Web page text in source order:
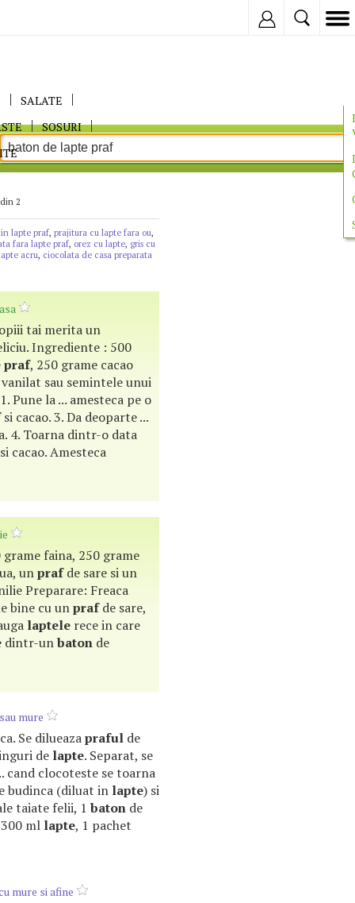
SALATE
SOSURI
2
lapte praf, prajitura cu lapte fara ou,
fara lapte praf, orez cu lapte, gris cu
acru, ciocolata de casa preparata
tai merita un
Ingrediente : 500
praf, 250 grame cacao
sau semintele unui
Pune la ... amesteca pe o
si cacao. 3. Da deoparte ...
4. Toarna dintr-o data
cacao. Amesteca
grame faina, 250 grame
unprafde sare si un
Preparare: Freaca
bine cu unprafde sare,
laptele rece in care
dintr-unbaton de
mure
Se dilueazapraful de
de lapte. Separat, se
cand clocoteste se toarna
budinca (diluat in lapte) si
taiate felii, 1 baton de
ml lapte, 1 pachet
mure si afine